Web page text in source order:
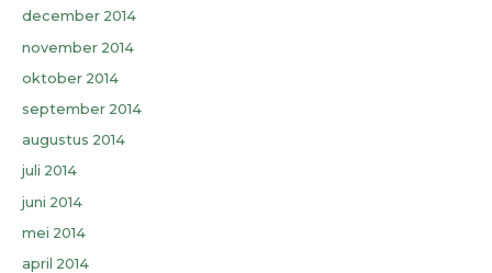
december 2014
november 2014
oktober 2014
september 2014
augustus 2014
juli 2014
juni 2014
mei 2014
april 2014